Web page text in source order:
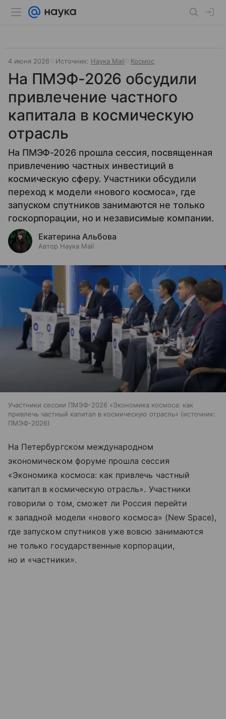
4 июня 2026 Источник: Наука Mail Космос
На ПМЭФ-2026 обсудили
привлечение частного
капитала в космическую
отрасль
На ПМЭФ-2026 прошла сессия, посвященная
привлечению частных инвестиций в
космическую сферу. Участники обсудили
переход к модели «нового космоса», где
запуском спутников занимаются не только
госкорпорации, но и независимые компании.
Екатерина Альбова
Автор Наука Mail
Участники сессии ПМЭФ-2026 «Экономика космоса: как
привлечь частный капитал в космическую отрасль»
источник:
ПМЭФ-2026
На Петербургском международном
экономическом форуме прошла сессия
«Экономика космоса: как привлечь частный
капитал в космическую отрасль». Участники
говорили о том, сможет ли Россия перейти
к западной модели «нового космоса» (New Space),
где запуском спутников уже вовсю занимаются
не только государственные корпорации,
но и «частники».